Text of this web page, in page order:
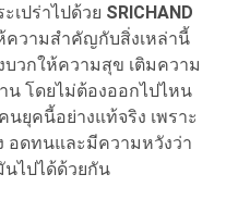
เปร่าไปด้วย SRICHAND
ความสำคัญกับสิ่งเหล่านี้
วกให้ความสุข เติมความ
โดยไม่ต้องออกไปไหน
นยุคนี้อย่างแท้จริง เพราะ
อดทนและมีความหวังว่า
นไปได้ด้วยกัน